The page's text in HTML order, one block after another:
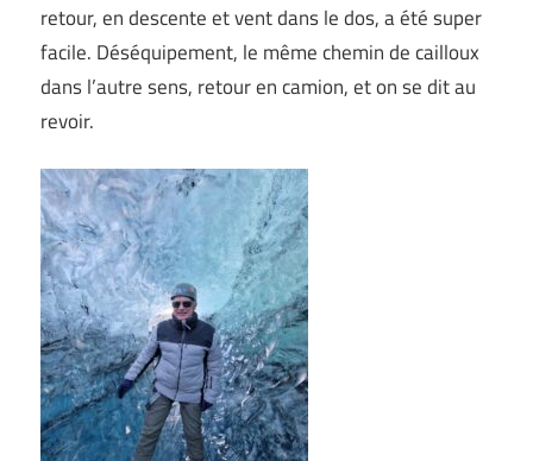
retour, en descente et vent dans le dos, a été super
facile. Déséquipement, le même chemin de cailloux
dans l’autre sens, retour en camion, et on se dit au
revoir.